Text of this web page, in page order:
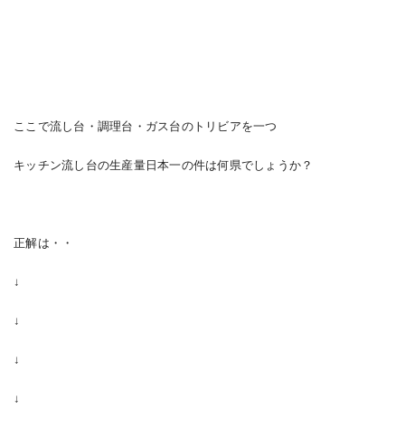
ここで流し台・調理台・ガス台のトリビアを一つ
キッチン流し台の生産量日本一の件は何県でしょうか？
正解は・・
↓
↓
↓
↓